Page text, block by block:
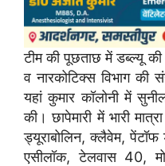
टीम की पूछताछ में डब्ल्यू
व नारकोटिक्स विभाग की
यहां कुमार कॉलोनी में
की। छापेमारी में भारी
ड्यूराबोलिन, क्लैवेम,
एसीलॉक, टेलवास 40,